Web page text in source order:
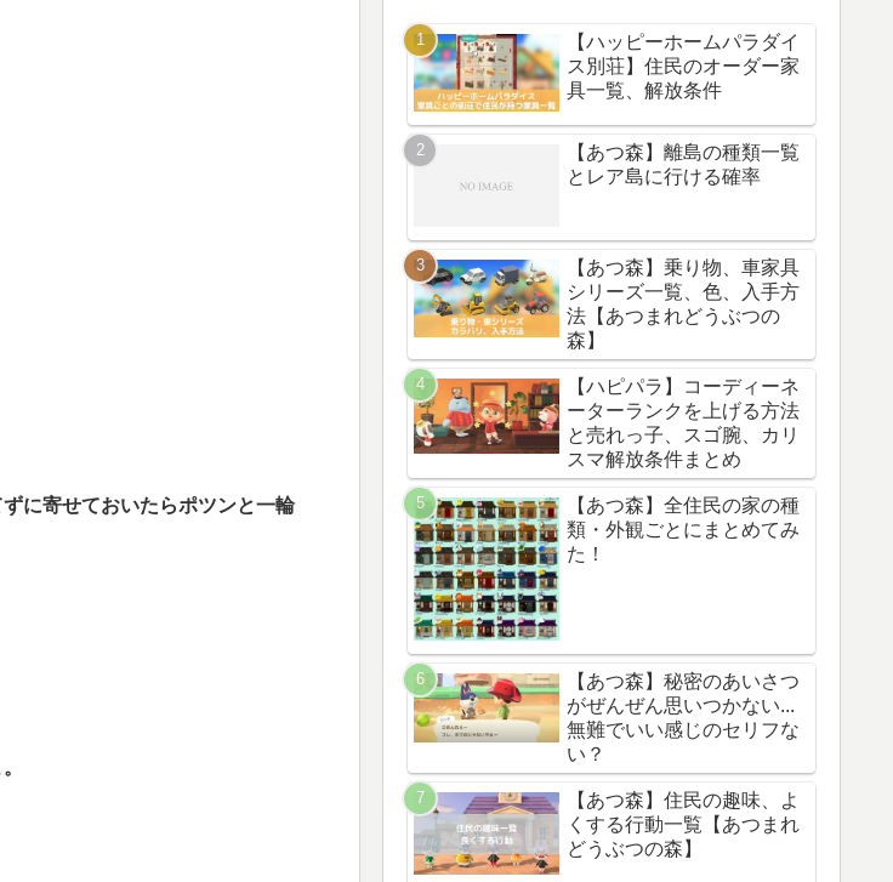
に寄せておいたらポツンと一輪
【ハッピーホームパラダイ
ス別荘】住民のオーダー家
具一覧、解放条件
【あつ森】離島の種類一覧
とレア島に行ける確率
【あつ森】乗り物、車家具
シリーズ一覧、色、入手方
法【あつまれどうぶつの
森】
【ハピパラ】コーディーネ
ーターランクを上げる方法
と売れっ子、スゴ腕、カリ
スマ解放条件まとめ
【あつ森】全住民の家の種
類・外観ごとにまとめてみ
た！
【あつ森】秘密のあいさつ
がぜんぜん思いつかない...
無難でいい感じのセリフな
い？
【あつ森】住民の趣味、よ
くする行動一覧【あつまれ
どうぶつの森】